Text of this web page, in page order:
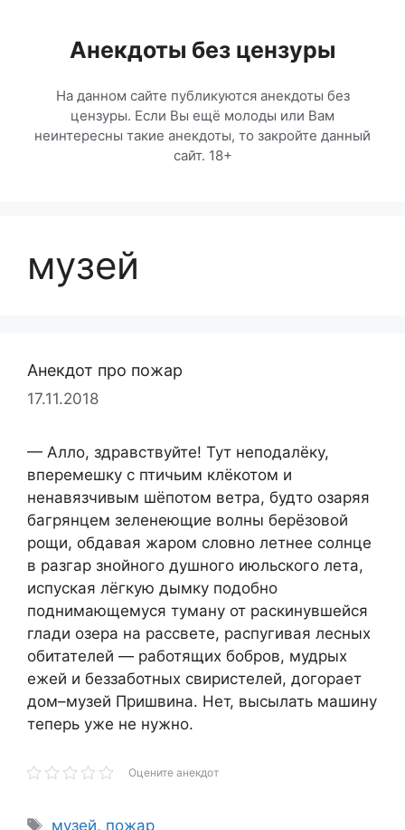
содержимомуАнекдоты без цензуры
На данном сайте публикуются анекдоты без
цензуры. Если Вы ещё молоды или Вам
неинтересны такие анекдоты, то закройте данный
сайт. 18+
музей
Анекдот про пожар
17.11.2018
— Алло, здравствуйте! Тут неподалёку,
вперемешку с птичьим клёкотом и
ненавязчивым шёпотом ветра, будто озаряя
багрянцем зеленеющие волны берёзовой
рощи, обдавая жаром словно летнее солнце
в разгар знойного душного июльского лета,
испуская лёгкую дымку подобно
поднимающемуся туману от раскинувшейся
глади озера на рассвете, распугивая лесных
обитателей — работящих бобров, мудрых
ежей и беззаботных свиристелей, догорает
дом–музей Пришвина. Нет, высылать машину
теперь уже не нужно.
Оцените анекдот
Метки
музей, пожар